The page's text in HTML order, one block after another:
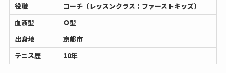
役職
コーチ（レッスンクラス：ファーストキッズ）
血液型
Ｏ型
出身地
京都市
テニス歴
10年